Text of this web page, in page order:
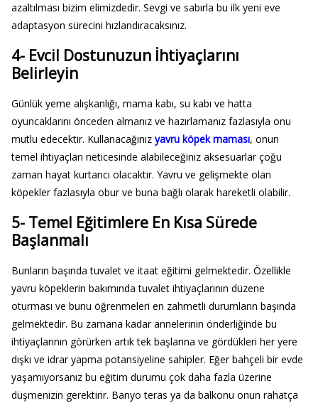
azaltılması bizim elimizdedir. Sevgi ve sabırla bu ilk yeni eve
adaptasyon sürecini hızlandıracaksınız.
4- Evcil Dostunuzun İhtiyaçlarını
Belirleyin
Günlük yeme alışkanlığı, mama kabı, su kabı ve hatta
oyuncaklarını önceden almanız ve hazırlamanız fazlasıyla onu
mutlu edecektir. Kullanacağınız yavru köpek maması, onun
temel ihtiyaçları neticesinde alabileceğiniz aksesuarlar çoğu
zaman hayat kurtarıcı olacaktır. Yavru ve gelişmekte olan
köpekler fazlasıyla obur ve buna bağlı olarak hareketli olabilir.
5- Temel Eğitimlere En Kısa Sürede
Başlanmalı
Bunların başında tuvalet ve itaat eğitimi gelmektedir. Özellikle
yavru köpeklerin bakımında tuvalet ihtiyaçlarının düzene
oturması ve bunu öğrenmeleri en zahmetli durumların başında
gelmektedir. Bu zamana kadar annelerinin önderliğinde bu
ihtiyaçlarının görürken artık tek başlarına ve gördükleri her yere
dışkı ve idrar yapma potansiyeline sahipler. Eğer bahçeli bir evde
yaşamıyorsanız bu eğitim durumu çok daha fazla üzerine
düşmenizin gerektirir. Banyo teras ya da balkonu onun rahatça